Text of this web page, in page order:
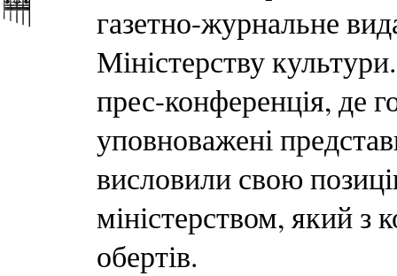
газетно-журнальне
Міністерству
прес-конференція, де
уповноважені
висловили свою
міністерством, який
обертів.